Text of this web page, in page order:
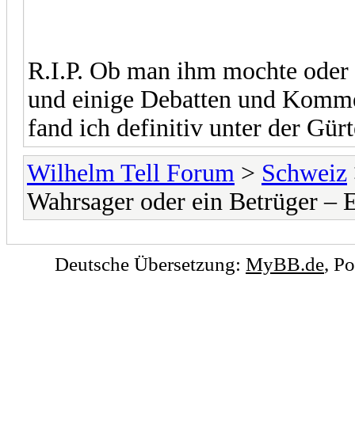
R.I.P. Ob man ihm mochte
und einige Debatten und
fand ich definitiv unter der
Wilhelm Tell Forum > Schweiz
Wahrsager oder ein Betrüger –
Deutsche Übersetzung: MyBB.de,